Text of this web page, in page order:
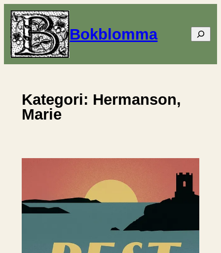
Hoppa
till
innehåll
Bokblomma Sök
Kategori: Hermanson,
Marie